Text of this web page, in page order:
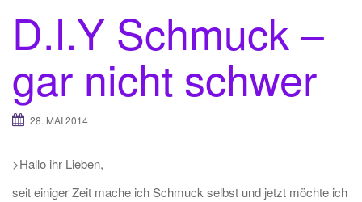
D.I.Y Schmuck –
gar nicht schwer
28. MAI 2014
>Hallo ihr Lieben,
seit einiger Zeit mache ich Schmuck selbst und jetzt möchte ich